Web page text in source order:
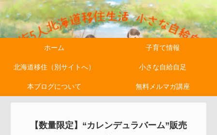
ホーム 子育て情報
北海道移住（別サイトへ） 小さな自給自足
本ブログについて 無料メルマガ講座
【数量限定】“カレンデュラバーム”販売